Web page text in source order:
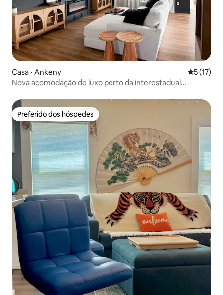
Casa ⋅ Ankeny 5 de uma
5 (17)
Nova acomodação de luxo perto da interestadual
Preferido dos hóspedes
Preferido dos hóspedes